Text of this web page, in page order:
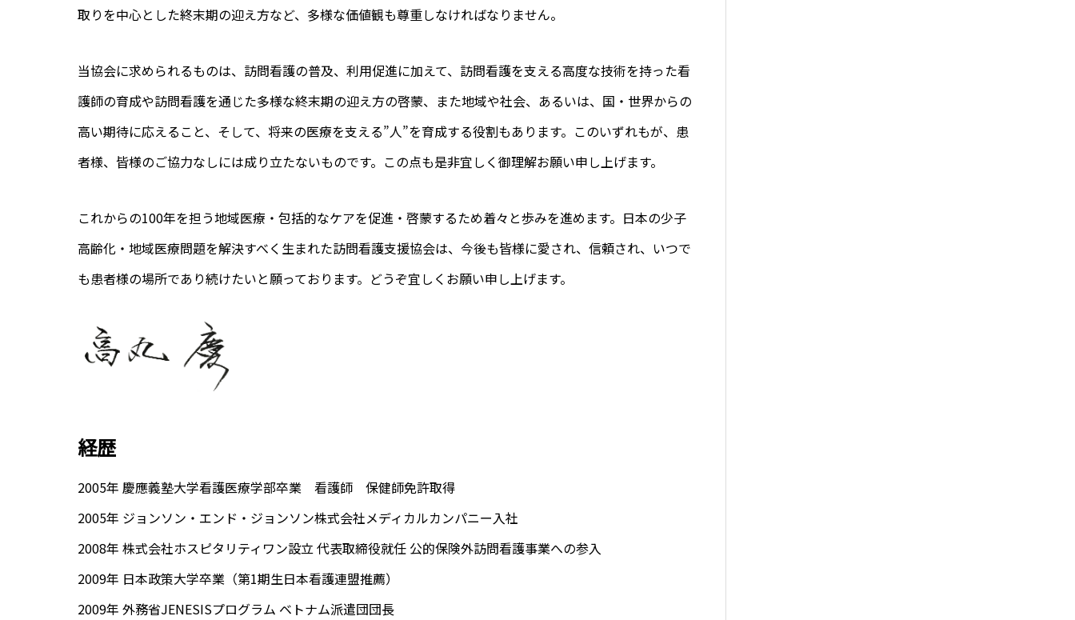
取りを中心とした終末期の迎え方など、多様な価値観も尊重しなければなりません。
当協会に求められるものは、訪問看護の普及、利用促進に加えて、訪問看護を支える高度な技術を持った看
護師の育成や訪問看護を通じた多様な終末期の迎え方の啓蒙、また地域や社会、あるいは、国・世界からの
高い期待に応えること、そして、将来の医療を支える”人”を育成する役割もあります。このいずれもが、患
者様、皆様のご協力なしには成り立たないものです。この点も是非宜しく御理解お願い申し上げます。
これからの100年を担う地域医療・包括的なケアを促進・啓蒙するため着々と歩みを進めます。日本の少子
高齢化・地域医療問題を解決すべく生まれた訪問看護支援協会は、今後も皆様に愛され、信頼され、いつで
も患者様の場所であり続けたいと願っております。どうぞ宜しくお願い申し上げます。
経歴
2005年 慶應義塾大学看護医療学部卒業 看護師 保健師免許取得
2005年 ジョンソン・エンド・ジョンソン株式会社メディカルカンパニー入社
2008年 株式会社ホスピタリティワン設立 代表取締役就任 公的保険外訪問看護事業への参入
2009年 日本政策大学卒業（第1期生日本看護連盟推薦）
2009年 外務省JENESISプログラム ベトナム派遣団団長